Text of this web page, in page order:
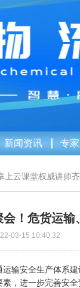
新闻资讯 专
上云课堂权威讲师
！危货运
03-15 10:40:32
输安全生产体系
，进一步完善安